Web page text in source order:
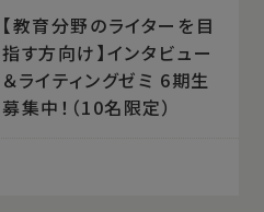
【教育分野のライターを目
指す方向け】インタビュー
＆ライティングゼミ 6期生
募集中！（10名限定）